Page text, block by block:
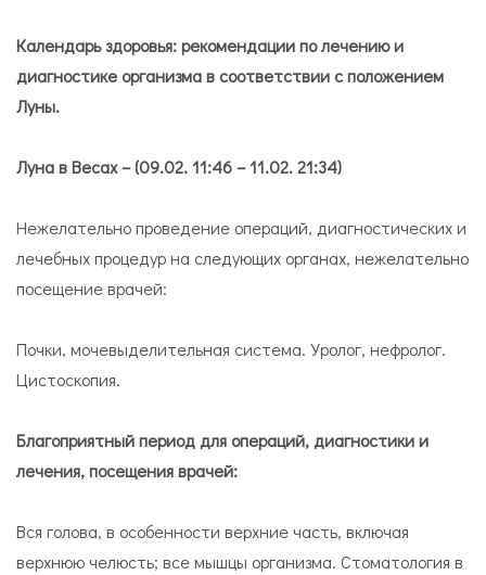
Календарь здоровья: рекомендации по лечению и
диагностике организма в соответствии с положением
Луны.
Луна в Весах – (09.02. 11:46 – 11.02. 21:34)
Нежелательно проведение операций, диагностических и
лечебных процедур на следующих органах, нежелательно
посещение врачей:
Почки, мочевыделительная система. Уролог, нефролог.
Цистоскопия.
Благоприятный период для операций, диагностики и
лечения, посещения врачей:
Вся голова, в особенности верхние часть, включая
верхнюю челюсть; все мышцы организма. Стоматология в